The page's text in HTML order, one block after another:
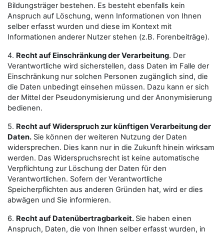
Bildungsträger bestehen. Es besteht ebenfalls kein
Anspruch auf Löschung, wenn Informationen von Ihnen
selber erfasst wurden und diese im Kontext mit
Informationen anderer Nutzer stehen (z.B. Forenbeiträge).
4. Recht auf Einschränkung der Verarbeitung. Der
Verantwortliche wird sicherstellen, dass Daten im Falle der
Einschränkung nur solchen Personen zugänglich sind, die
die Daten unbedingt einsehen müssen. Dazu kann er sich
der Mittel der Pseudonymisierung und der Anonymisierung
bedienen.
5. Recht auf Widerspruch zur künftigen Verarbeitung der
Daten. Sie können der weiteren Nutzung der Daten
widersprechen. Dies kann nur in die Zukunft hinein wirksam
werden. Das Widerspruchsrecht ist keine automatische
Verpflichtung zur Löschung der Daten für den
Verantwortlichen. Sofern der Verantwortliche
Speicherpflichten aus anderen Gründen hat, wird er dies
abwägen und Sie informieren.
6. Recht auf Datenübertragbarkeit. Sie haben einen
Anspruch, Daten, die von Ihnen selber erfasst wurden, in